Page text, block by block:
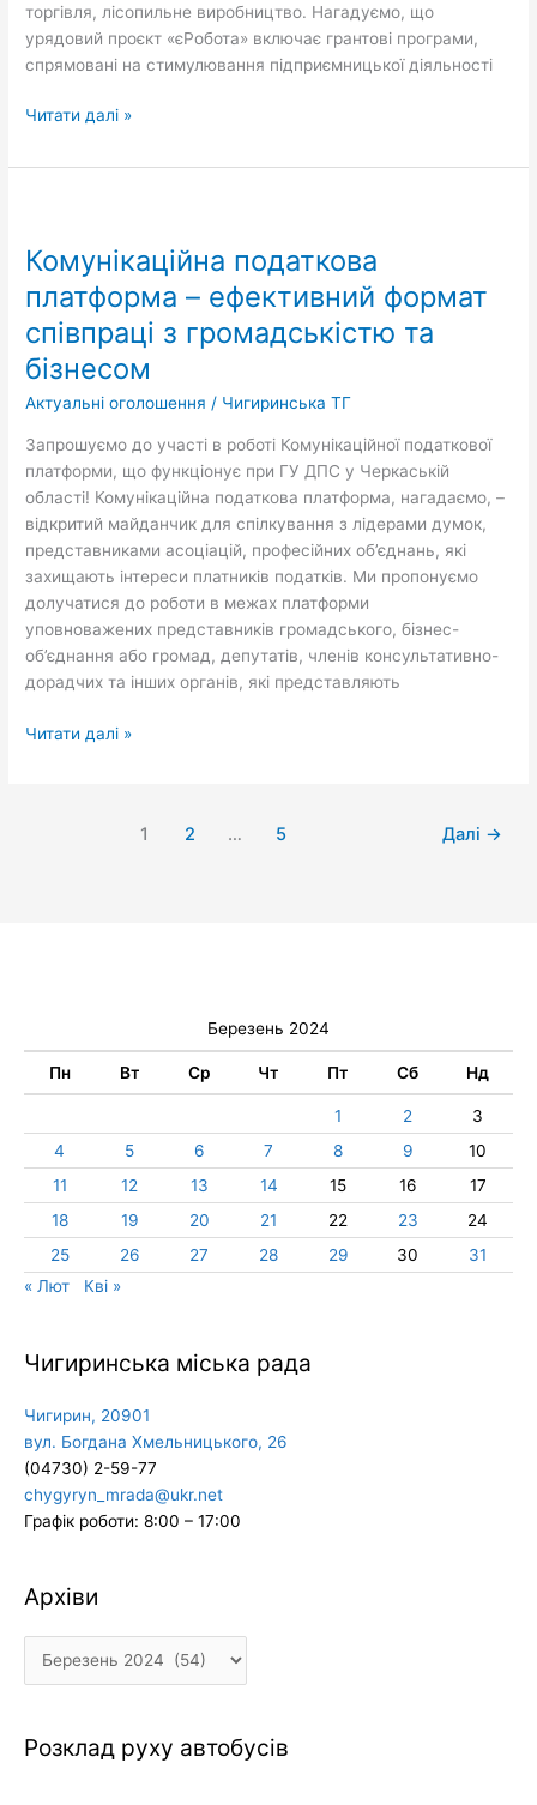
торгівля, лісопильне виробництво. Нагадуємо, що
урядовий проєкт «єРобота» включає грантові програми,
спрямовані на стимулювання підприємницької діяльності
Читати далі »
Комунікаційна податкова
платформа – ефективний формат
співпраці з громадськістю та
бізнесом
Актуальні оголошення / Чигиринська ТГ
Запрошуємо до участі в роботі Комунікаційної податкової
платформи, що функціонує при ГУ ДПС у Черкаській
області! Комунікаційна податкова платформа, нагадаємо, –
відкритий майданчик для спілкування з лідерами думок,
представниками асоціацій, професійних об’єднань, які
захищають інтереси платників податків. Ми пропонуємо
долучатися до роботи в межах платформи
уповноважених представників громадського, бізнес-
об’єднання або громад, депутатів, членів консультативно-
дорадчих та інших органів, які представляють
платформа
ефективний
формат
співпраці
громадськістю
та
бізнесом
Читати далі »
1 2 … 5 Далі →
Березень 2024
Пн Вт Ср Чт Пт Сб Нд
1 2
3
4
5 6 7 8 9
10
11
12 13 14 15 16
17
18
19 20 21 22 23
24
25
26 27 28 29 30
31
« Лют
Кві »
Чигиринська міська рада
Чигирин, 20901
вул. Богдана Хмельницького, 26
(04730) 2-59-77
chygyryn_mrada@ukr.net
Графік роботи: 8:00 – 17:00
Архіви
Архіви
Розклад руху автобусів